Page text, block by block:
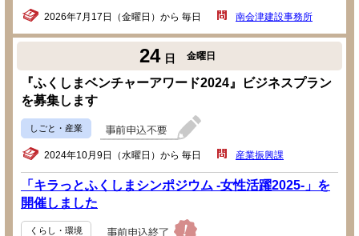
2026年7月17日（金曜日）から 毎日 南会津建設事務所
24 日 金曜日
『ふくしまベンチャーアワード2024』ビジネスプラン
を募集します
しごと・産業
2024年10月9日（水曜日）から 毎日 産業振興課
「キラっとふくしまシンポジウム -女性活躍2025-」を
開催しました
くらし・環境